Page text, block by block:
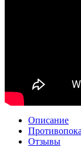
Описание
Отзывы